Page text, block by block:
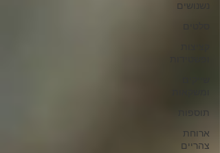
נשנושים
תוספות
ארוחת
צהריים